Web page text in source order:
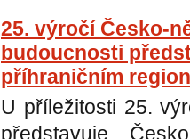
25. výročí Česko-
budoucnosti
příhraničním
U příležitosti 25.
představuje